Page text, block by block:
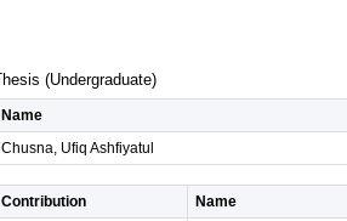
(Undergraduate)
Name
Chusna, Ufiq Ashfiyatul
Contribution
Name